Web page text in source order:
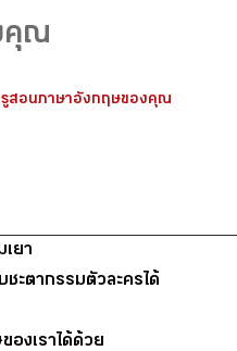
คุณ
รูสอนภาษาอังกฤษของคุณ
เยา
ชะตากรรมตัวละครได้
องเราได้ด้วย